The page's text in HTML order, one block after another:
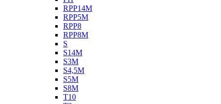
RPP14M
RPP5M
RPP8
RPP8M
S
S14M
S3M
S4,5M
S5M
S8M
T10